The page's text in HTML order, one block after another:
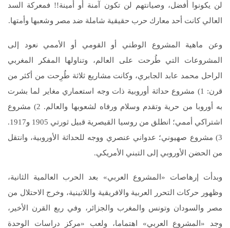
لن يكونوا أفضل، وصيانتهم لن تكون آمنة أو أمينة!! فمعركة السد
العالي كانت أحد معارك حرب حقيقية شاملة ضد مصر وشعبها وأمتها.
وعن ماهية المشروع الوطني أو القومي أو الأممي نعود إلى
المشروعات التي طُرحت على العالم، وتناولها المفكر المغربي
الراحل محمد عابد الجابري، وكانت مشاريع ثلاثة طُرِحت من أكثر من
قرن: 1) مشروع حداثة أوروبية ذات وجه استعماري مغاير لما بشرت
به أوروبا من حرية وتقدم وسلام ورفاه لشعوبها والعالم. 2) مشروع
اشتراكي أممي؛ انطلق من روسيا القيصرية قبيل ثورتي 1905 و1917.
3) مشروع صهيوني؛ عدواني عنصري ووجه للحداثة الأوروبية، وانتقل
من الحضن الأوروبي إلى التبني الأمريكي.
وبدأت إرهاصات «المشروع العربي» بعد الحرب العالمية الثانية،
وظهور حركات التحرر العربية والافريقية واللاتينية، وخرج الاحتلال من
مصر والسودان وتونس والمغرب والجزائر، وفي ربع القرن الأخير،
وجد «المشروع العربي» اهتماما، ولعب «مركز دراسات الوحدة